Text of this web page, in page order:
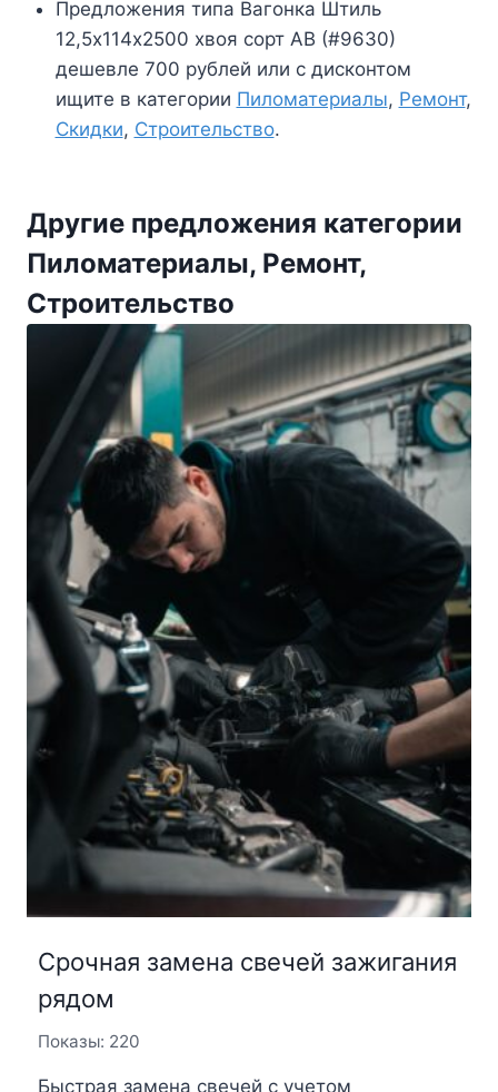
Предложения типа Вагонка Штиль
12,5х114х2500 хвоя сорт АВ (#9630)
дешевле 700 рублей или с дисконтом
ищите в категории Пиломатериалы, Ремонт,
Скидки, Строительство.
Другие предложения категории
Пиломатериалы, Ремонт,
Строительство
Срочная замена свечей зажигания
рядом
Показы: 220
Быстрая замена свечей с учетом